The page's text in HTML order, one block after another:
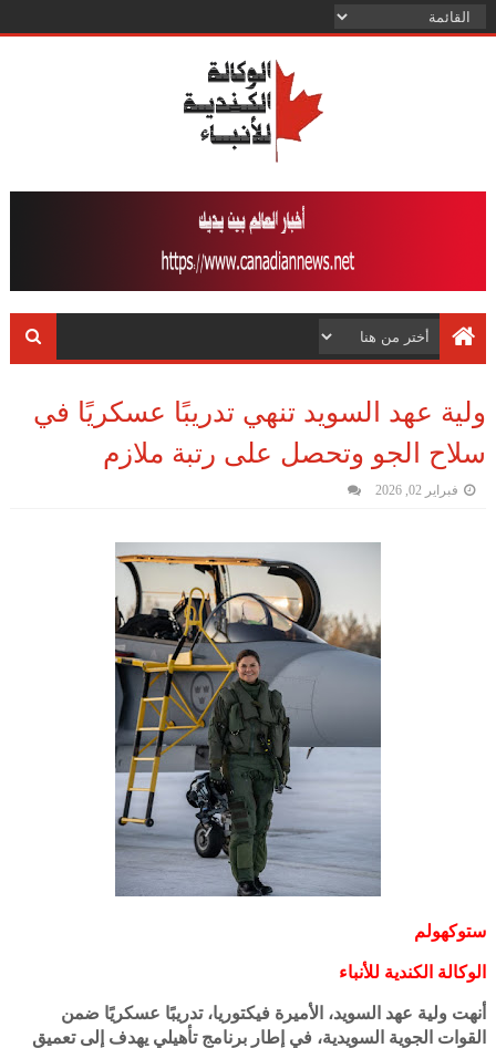
ولية عهد السويد تنهي تدريبًا عسكريًا في
سلاح الجو وتحصل على رتبة ملازم
فبراير 02, 2026
ستوكهولم
الوكالة الكندية للأنباء
أنهت ولية عهد السويد، الأميرة فيكتوريا، تدريبًا عسكريًا ضمن
القوات الجوية السويدية، في إطار برنامج تأهيلي يهدف إلى تعميق